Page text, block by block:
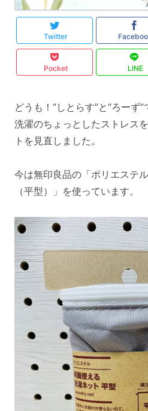
Twitter
Pocket LINE
どうも！“しとらす”と“ろーず”
洗濯のちょっとしたストレス
トを見直しました。
今は無印良品の「ポリエステ
（平型）」を使っています。